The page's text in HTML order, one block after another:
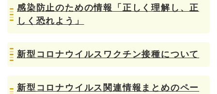
感染防止のための情報「正しく理解し、正
しく恐れよう」
新型コロナウイルスワクチン接種について
新型コロナウイルス関連情報まとめのペー